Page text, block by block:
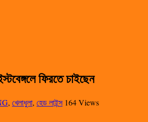
ফিরতে চাইছেন
, খেলাধুলা, হেড লাইন্স 164 Views